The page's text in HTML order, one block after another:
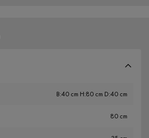
B:40 cm H:80 cm D:40 cm
80 cm